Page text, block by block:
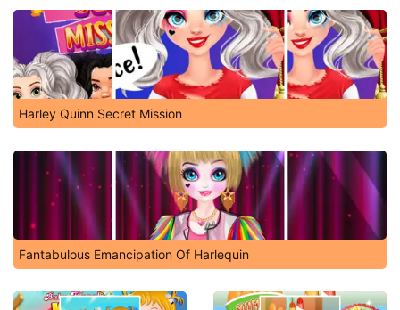
Harley Quinn Secret Mission
Fantabulous Emancipation Of Harlequin